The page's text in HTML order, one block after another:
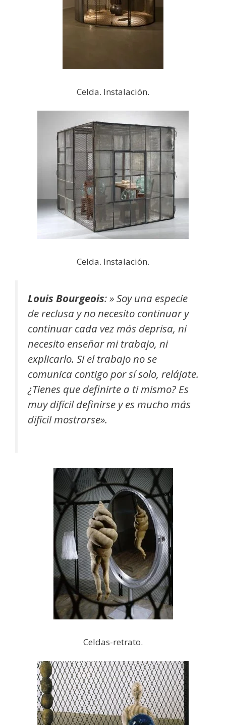
Celda. Instalación.
Celda. Instalación.
Louis Bourgeois:» Soy una especie
de reclusa y no necesito continuar y
continuar cada vez más deprisa, ni
necesito enseñar mi trabajo, ni
explicarlo. Si el trabajo no se
comunica contigo por sí solo, relájate.
¿Tienes que definirte a ti mismo? Es
muy difícil definirse y es mucho más
difícil mostrarse».
Celdas-retrato.